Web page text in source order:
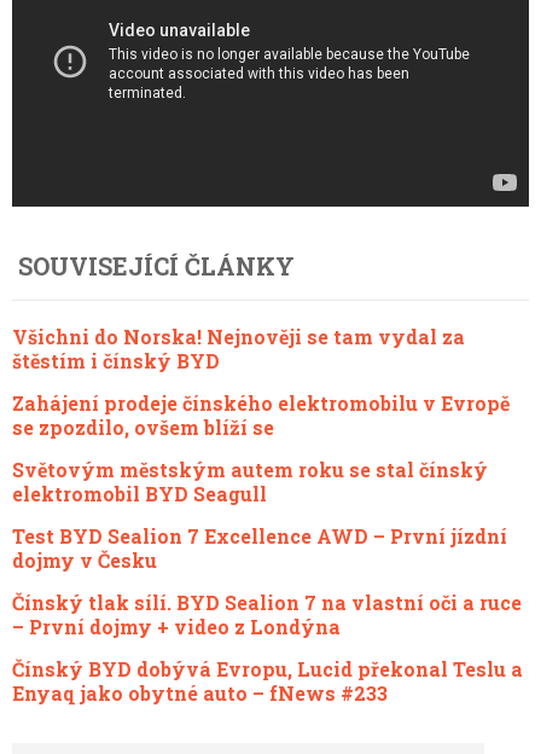
SOUVISEJÍCÍ ČLÁNKY
Všichni do Norska! Nejnověji se tam vydal za
štěstím i čínský BYD
Zahájení prodeje čínského elektromobilu v Evropě
se zpozdilo, ovšem blíží se
Světovým městským autem roku se stal čínský
elektromobil BYD Seagull
Test BYD Sealion 7 Excellence AWD – První jízdní
dojmy v Česku
Čínský tlak sílí. BYD Sealion 7 na vlastní oči a ruce
– První dojmy + video z Londýna
Čínský BYD dobývá Evropu, Lucid překonal Teslu a
Enyaq jako obytné auto – fNews #233